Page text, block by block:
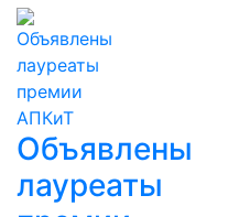
Объявлены
лауреаты